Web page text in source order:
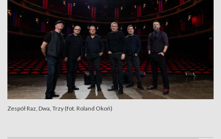
Zespół Raz, Dwa, Trzy (fot. Roland Okoń)